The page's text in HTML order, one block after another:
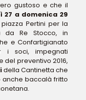
gustoso e che il
27 a domenica 29
Pertini per la
da Re Stocco, in
e Confartigianato
i soci, impegnati
del preventivo 2016,
della Cantinetta che
anche baccalà fritto